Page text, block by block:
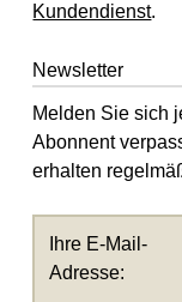
Kundendienst.
Newsletter
Melden Sie sich
Abonnent
erhalten
Ihre E-Mail-
Adresse: